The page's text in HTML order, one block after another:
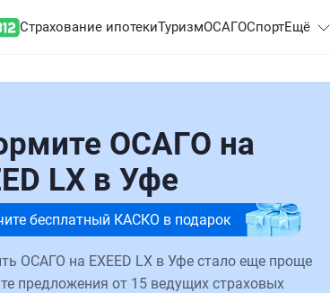
Страхование ипотекиТуризмОСАГОСпортЕщё
ОСАГО на
LX в Уфе
бесплатный КАСКО в подарок
ОСАГО на EXEED LX в Уфе стало еще проще
предложения от 15 ведущих страховых